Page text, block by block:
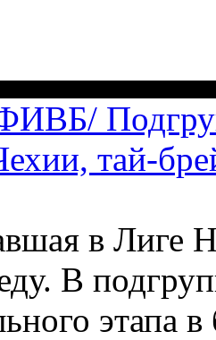
тай-
в Лиге
В
этапа